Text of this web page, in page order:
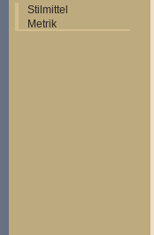
Stilmittel
Metrik